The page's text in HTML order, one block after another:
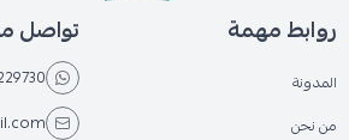
روابط مهمة
المدونة
من نحن
تواصل